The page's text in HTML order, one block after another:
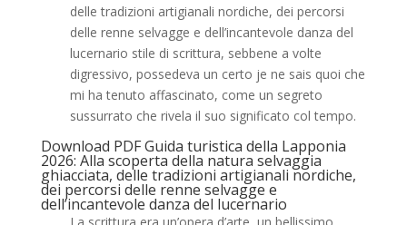
delle tradizioni artigianali nordiche, dei percorsi
delle renne selvagge e dell’incantevole danza del
lucernario stile di scrittura, sebbene a volte
digressivo, possedeva un certo je ne sais quoi che
mi ha tenuto affascinato, come un segreto
sussurrato che rivela il suo significato col tempo.
Download PDF Guida turistica della Lapponia
2026: Alla scoperta della natura selvaggia
ghiacciata, delle tradizioni artigianali nordiche,
dei percorsi delle renne selvagge e
dell’incantevole danza del lucernario